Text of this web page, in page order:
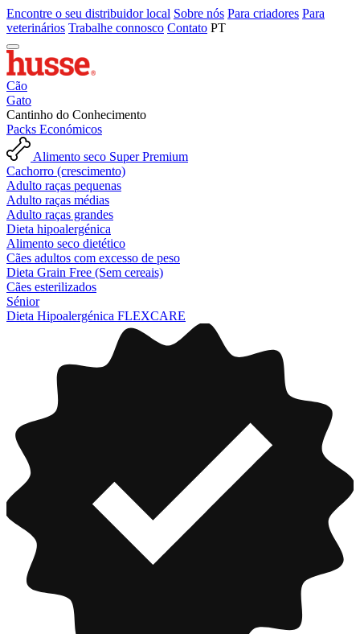
Encontre o seu distribuidor local Sobre nós Para criadores Para
veterinários Trabalhe connosco Contato PT
Cão
Gato
Cantinho do Conhecimento
Packs Económicos
Alimento seco Super Premium
Cachorro (crescimento)
Adulto raças pequenas
Adulto raças médias
Adulto raças grandes
Dieta hipoalergénica
Alimento seco dietético
Cães adultos com excesso de peso
Dieta Grain Free (Sem cereais)
Cães esterilizados
Sénior
Dieta Hipoalergénica FLEXCARE